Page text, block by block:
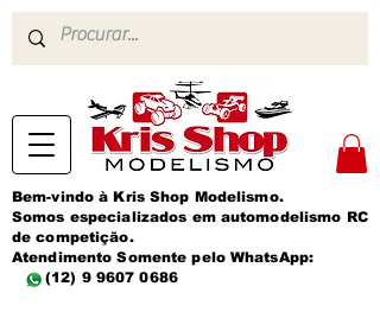
Bem-vindo à Kris Shop Modelismo.
Somos especializados em automodelismo RC
de competição.
Atendimento Somente pelo WhatsApp:
(12) 9 9607 0686